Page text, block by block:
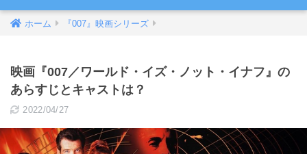
ホーム 『007』映画シリーズ
映画『007／ワールド・イズ・ノット・イナフ』の
あらすじとキャストは？
2022/04/27